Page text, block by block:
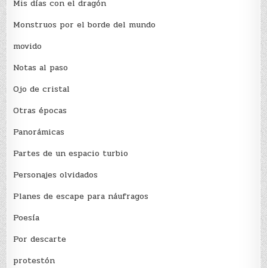
Mis días con el dragón
Monstruos por el borde del mundo
movido
Notas al paso
Ojo de cristal
Otras épocas
Panorámicas
Partes de un espacio turbio
Personajes olvidados
Planes de escape para náufragos
Poesía
Por descarte
protestón